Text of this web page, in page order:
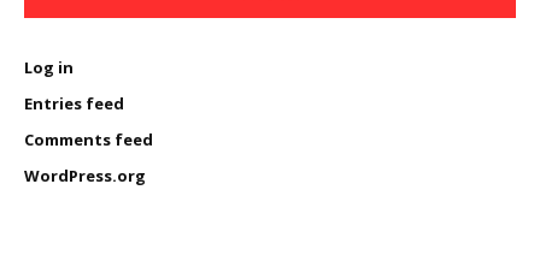
Log in
Entries feed
Comments feed
WordPress.org